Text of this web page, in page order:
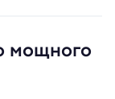
мощного